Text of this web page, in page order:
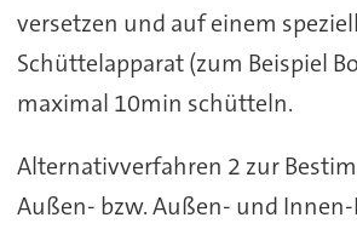
versetzen und auf einem
Schüttelapparat (zum Beispiel
maximal 10min schütteln.
Alternativverfahren 2 zur
Außen- bzw. Außen- und